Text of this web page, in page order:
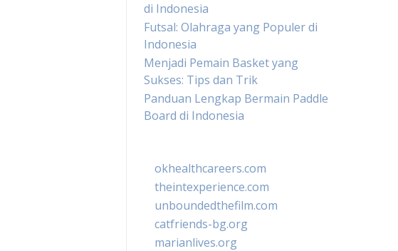
di Indonesia
Futsal: Olahraga yang Populer di
Indonesia
Menjadi Pemain Basket yang
Sukses: Tips dan Trik
Panduan Lengkap Bermain Paddle
Board di Indonesia
okhealthcareers.com
theintexperience.com
unboundedthefilm.com
catfriends-bg.org
marianlives.org